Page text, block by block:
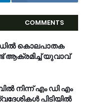
COMMENTS
കൊലപാതക
ആക്രമിച്ച് യുവാവ്
നിന്ന് എം ഡി എം
പിടിയിൽ